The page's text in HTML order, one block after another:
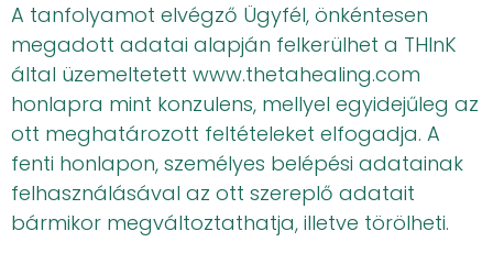
A tanfolyamot elvégző Ügyfél, önkéntesen
megadott adatai alapján felkerülhet a THInK
által üzemeltetett www.thetahealing.com
honlapra mint konzulens, mellyel egyidejűleg az
ott meghatározott feltételeket elfogadja. A
fenti honlapon, személyes belépési adatainak
felhasználásával az ott szereplő adatait
bármikor megváltoztathatja, illetve törölheti.